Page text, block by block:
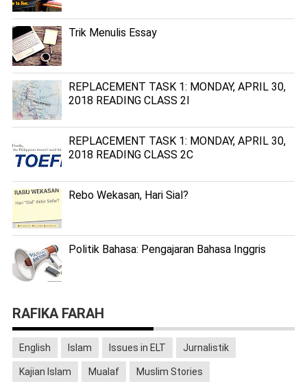
Trik Menulis Essay
REPLACEMENT TASK 1: MONDAY, APRIL 30,
2018 READING CLASS 2I
REPLACEMENT TASK 1: MONDAY, APRIL 30,
2018 READING CLASS 2C
Rebo Wekasan, Hari Sial?
Politik Bahasa: Pengajaran Bahasa Inggris
RAFIKA FARAH
English Islam Issues in ELT Jurnalistik
Kajian Islam Mualaf Muslim Stories